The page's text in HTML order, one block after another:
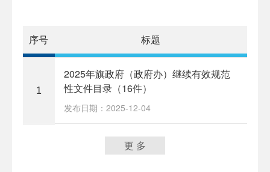
序号 标题
1
2025年旗政府（政府办）继续有效规范
性文件目录（16件）
发布日期：2025-12-04
更 多